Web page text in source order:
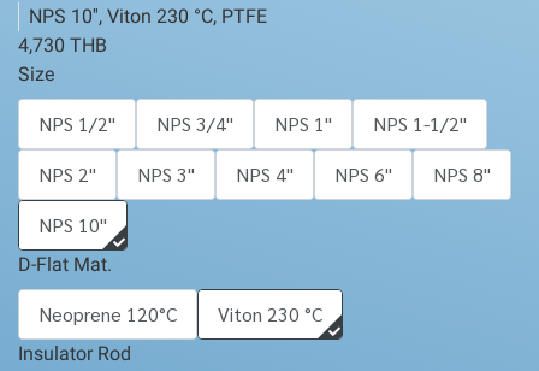
NPS 10'', Viton 230 °C, PTFE
4,730 THB
Size
NPS 1/2'' NPS 3/4'' NPS 1''
NPS 1-1/2''
NPS 2''
NPS 3'' NPS 4'' NPS 6''
NPS 8''
NPS 10''
D-Flat Mat.
Neoprene 120°C Viton 230 °C
Insulator Rod